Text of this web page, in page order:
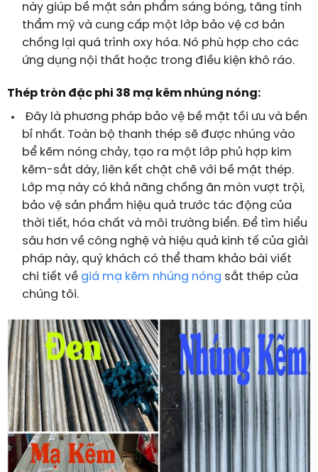
này giúp bề mặt sản phẩm sáng bóng, tăng tính
thẩm mỹ và cung cấp một lớp bảo vệ cơ bản
chống lại quá trình oxy hóa. Nó phù hợp cho các
ứng dụng nội thất hoặc trong điều kiện khô ráo.
Thép tròn đặc phi 38 mạ kẽm nhúng nóng:
Đây là phương pháp bảo vệ bề mặt tối ưu và bền
bỉ nhất. Toàn bộ thanh thép sẽ được nhúng vào
bể kẽm nóng chảy, tạo ra một lớp phủ hợp kim
kẽm-sắt dày, liên kết chặt chẽ với bề mặt thép.
Lớp mạ này có khả năng chống ăn mòn vượt trội,
bảo vệ sản phẩm hiệu quả trước tác động của
thời tiết, hóa chất và môi trường biển. Để tìm hiểu
sâu hơn về công nghệ và hiệu quả kinh tế của giải
pháp này, quý khách có thể tham khảo bài viết
chi tiết về giá mạ kẽm nhúng nóng sắt thép của
chúng tôi.